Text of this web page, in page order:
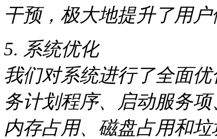
干预，极大地提升了用
5. 系统优化
我们对系统进行了全面
务计划程序、启动服务
内存占用、磁盘占用和